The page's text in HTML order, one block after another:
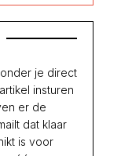
je direct
insturen
er de
dat klaar
is voor